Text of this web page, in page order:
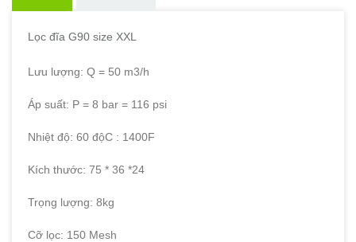
Lọc đĩa G90 size XXL
Lưu lượng: Q = 50 m3/h
Áp suất: P = 8 bar = 116 psi
Nhiệt độ: 60 độC : 1400F
Kích thước: 75 * 36 *24
Trọng lượng: 8kg
Cỡ lọc: 150 Mesh